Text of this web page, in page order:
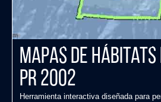
Mapas de
PR 2002
Herramienta interactiva diseñada para